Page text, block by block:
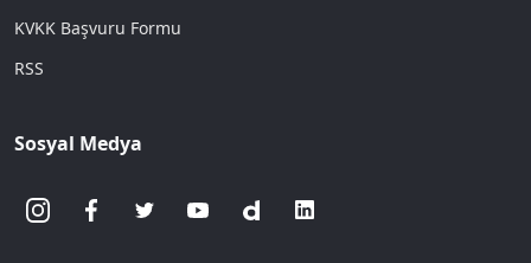
KVKK Başvuru Formu
RSS
Sosyal Medya